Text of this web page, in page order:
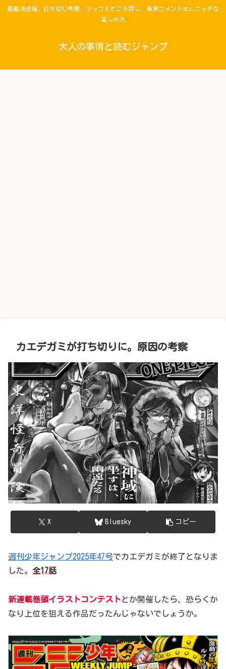
掲載順速報、打ち切り考察、ツッコミどころ探し、巻末コメントetc.ニッチな
楽しみ方
大人の事情と読むジャンプ
カエデガミが打ち切りに。原因の考察
X Bluesky コピー
週刊少年ジャンプ2025年47号でカエデガミが終了となりま
した。 全17話
新連載巻頭イラストコンテストとか開催したら、恐らくか
なり上位を狙える作品だったんじゃないでしょうか。